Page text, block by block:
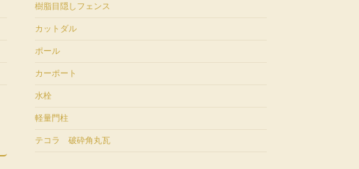
樹脂目隠しフェンス
カットダル
ポール
カーポート
水栓
軽量門柱
テコラ 破砕角丸瓦